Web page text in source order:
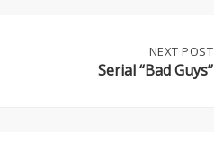
NEXT POST
Serial “Bad Guys”